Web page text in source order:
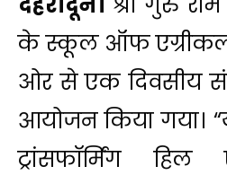
के स्कूल ऑफ
ओर से एक दिवसीय
आयोजन किया गया।
ट्रांसफॉर्मिंग